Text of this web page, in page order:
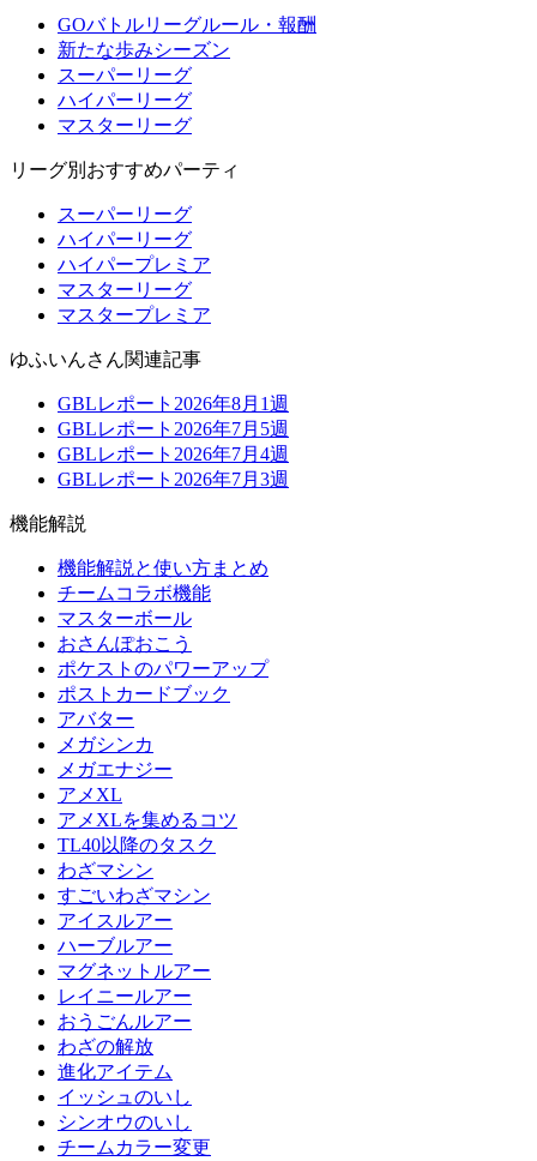
GOバトルリーグルール・報酬
新たな歩みシーズン
スーパーリーグ
ハイパーリーグ
マスターリーグ
リーグ別おすすめパーティ
スーパーリーグ
ハイパーリーグ
ハイパープレミア
マスターリーグ
マスタープレミア
ゆふいんさん関連記事
GBLレポート2026年8月1週
GBLレポート2026年7月5週
GBLレポート2026年7月4週
GBLレポート2026年7月3週
機能解説
機能解説と使い方まとめ
チームコラボ機能
マスターボール
おさんぽおこう
ポケストのパワーアップ
ポストカードブック
アバター
メガシンカ
メガエナジー
アメXL
アメXLを集めるコツ
TL40以降のタスク
わざマシン
すごいわざマシン
アイスルアー
ハーブルアー
マグネットルアー
レイニールアー
おうごんルアー
わざの解放
進化アイテム
イッシュのいし
シンオウのいし
チームカラー変更